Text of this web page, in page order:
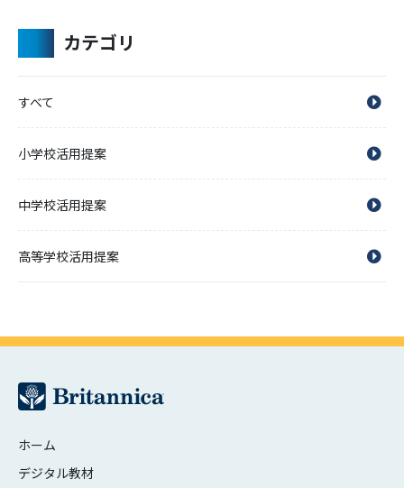
カテゴリ
すべて
小学校活用提案
中学校活用提案
高等学校活用提案
ホーム
デジタル教材